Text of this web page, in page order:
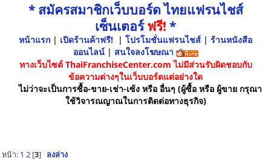
* สมัครสมาชิกเว็บบอร์ด ไทยแฟรนไชส์
เซ็นเตอร์ฟรี! *
หน้าแรก | เปิดร้านค้าฟรี! | โปรโมชั่นแฟรนไชส์ | ร้านหนังสือ
ออนไลน์ | สนใจลงโฆษณา
ทางเว็บไซต์ ThaiFranchiseCenter.com ไม่มีส่วนรับผิดชอบกับ
ข้อความต่างๆในเว็บบอร์ดแต่อย่างใด
ไม่ว่าจะเป็นการซื้อ-ขาย-เช่า-เซ้ง หรือ อื่นๆ (ผู้ซื้อ หรือ ผู้ขาย กรุณา
ใช้วิจารณญาณในการติดต่อทางธุรกิจ)
หน้า: 1 2[3] ลงล่าง